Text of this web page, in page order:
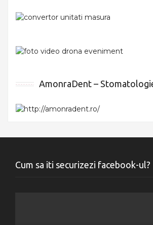
AmonraDent –
Cum sa iti securizezi facebook-ul?